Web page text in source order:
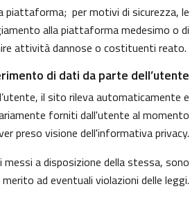
per motivi di sicurezza, le
alla piattaforma medesimo o di
attività dannose o costituenti reato.
di dati da parte dell’utente
il sito rileva automaticamente e
forniti dall'utente al momento
preso visione dell'informativa privacy.
a disposizione della stessa, sono
ad eventuali violazioni delle leggi.